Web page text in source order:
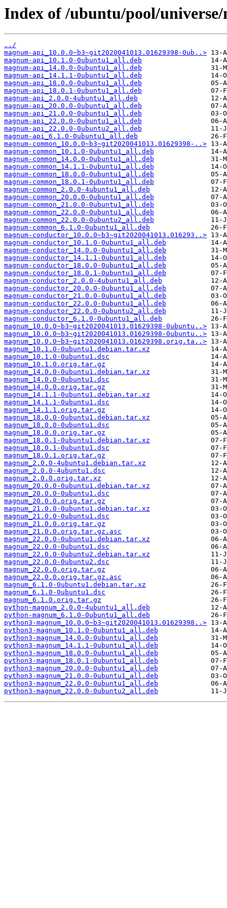
Index of /ubuntu/pool/
../
magnum-api_10.0.0~b3~git2020041013.01629398-0ub..>
magnum-api_10.1.0-0ubuntu1_all.deb
magnum-api_14.0.0-0ubuntu1_all.deb
magnum-api_14.1.1-0ubuntu1_all.deb
magnum-api_18.0.0-0ubuntu1_all.deb
magnum-api_18.0.1-0ubuntu1_all.deb
magnum-api_2.0.0-4ubuntu1_all.deb
magnum-api_20.0.0-0ubuntu1_all.deb
magnum-api_21.0.0-0ubuntu1_all.deb
magnum-api_22.0.0-0ubuntu1_all.deb
magnum-api_22.0.0-0ubuntu2_all.deb
magnum-api_6.1.0-0ubuntu1_all.deb
magnum-common_10.0.0~b3~git2020041013.01629398-..>
magnum-common_10.1.0-0ubuntu1_all.deb
magnum-common_14.0.0-0ubuntu1_all.deb
magnum-common_14.1.1-0ubuntu1_all.deb
magnum-common_18.0.0-0ubuntu1_all.deb
magnum-common_18.0.1-0ubuntu1_all.deb
magnum-common_2.0.0-4ubuntu1_all.deb
magnum-common_20.0.0-0ubuntu1_all.deb
magnum-common_21.0.0-0ubuntu1_all.deb
magnum-common_22.0.0-0ubuntu1_all.deb
magnum-common_22.0.0-0ubuntu2_all.deb
magnum-common_6.1.0-0ubuntu1_all.deb
magnum-conductor_10.0.0~b3~git2020041013.016293..>
magnum-conductor_10.1.0-0ubuntu1_all.deb
magnum-conductor_14.0.0-0ubuntu1_all.deb
magnum-conductor_14.1.1-0ubuntu1_all.deb
magnum-conductor_18.0.0-0ubuntu1_all.deb
magnum-conductor_18.0.1-0ubuntu1_all.deb
magnum-conductor_2.0.0-4ubuntu1_all.deb
magnum-conductor_20.0.0-0ubuntu1_all.deb
magnum-conductor_21.0.0-0ubuntu1_all.deb
magnum-conductor_22.0.0-0ubuntu1_all.deb
magnum-conductor_22.0.0-0ubuntu2_all.deb
magnum-conductor_6.1.0-0ubuntu1_all.deb
magnum_10.0.0~b3~git2020041013.01629398-0ubuntu..>
magnum_10.0.0~b3~git2020041013.01629398-0ubuntu..>
magnum_10.0.0~b3~git2020041013.01629398.orig.ta..>
magnum_10.1.0-0ubuntu1.debian.tar.xz
magnum_10.1.0-0ubuntu1.dsc
magnum_10.1.0.orig.tar.gz
magnum_14.0.0-0ubuntu1.debian.tar.xz
magnum_14.0.0-0ubuntu1.dsc
magnum_14.0.0.orig.tar.gz
magnum_14.1.1-0ubuntu1.debian.tar.xz
magnum_14.1.1-0ubuntu1.dsc
magnum_14.1.1.orig.tar.gz
magnum_18.0.0-0ubuntu1.debian.tar.xz
magnum_18.0.0-0ubuntu1.dsc
magnum_18.0.0.orig.tar.gz
magnum_18.0.1-0ubuntu1.debian.tar.xz
magnum_18.0.1-0ubuntu1.dsc
magnum_18.0.1.orig.tar.gz
magnum_2.0.0-4ubuntu1.debian.tar.xz
magnum_2.0.0-4ubuntu1.dsc
magnum_2.0.0.orig.tar.xz
magnum_20.0.0-0ubuntu1.debian.tar.xz
magnum_20.0.0-0ubuntu1.dsc
magnum_20.0.0.orig.tar.gz
magnum_21.0.0-0ubuntu1.debian.tar.xz
magnum_21.0.0-0ubuntu1.dsc
magnum_21.0.0.orig.tar.gz
magnum_21.0.0.orig.tar.gz.asc
magnum_22.0.0-0ubuntu1.debian.tar.xz
magnum_22.0.0-0ubuntu1.dsc
magnum_22.0.0-0ubuntu2.debian.tar.xz
magnum_22.0.0-0ubuntu2.dsc
magnum_22.0.0.orig.tar.gz
magnum_22.0.0.orig.tar.gz.asc
magnum_6.1.0-0ubuntu1.debian.tar.xz
magnum_6.1.0-0ubuntu1.dsc
magnum_6.1.0.orig.tar.gz
python-magnum_2.0.0-4ubuntu1_all.deb
python-magnum_6.1.0-0ubuntu1_all.deb
python3-magnum_10.0.0~b3~git2020041013.01629398..>
python3-magnum_10.1.0-0ubuntu1_all.deb
python3-magnum_14.0.0-0ubuntu1_all.deb
python3-magnum_14.1.1-0ubuntu1_all.deb
python3-magnum_18.0.0-0ubuntu1_all.deb
python3-magnum_18.0.1-0ubuntu1_all.deb
python3-magnum_20.0.0-0ubuntu1_all.deb
python3-magnum_21.0.0-0ubuntu1_all.deb
python3-magnum_22.0.0-0ubuntu1_all.deb
python3-magnum_22.0.0-0ubuntu2_all.deb